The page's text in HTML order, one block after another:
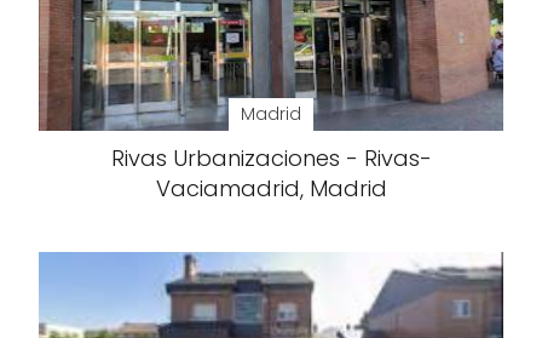
Madrid
Rivas Urbanizaciones - Rivas-
Vaciamadrid, Madrid